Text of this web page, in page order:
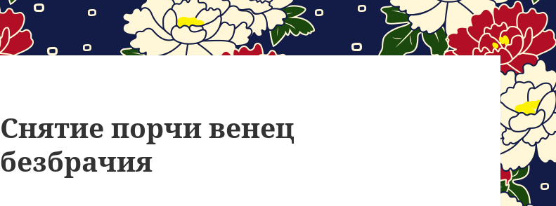
Снятие порчи венец
безбрачия